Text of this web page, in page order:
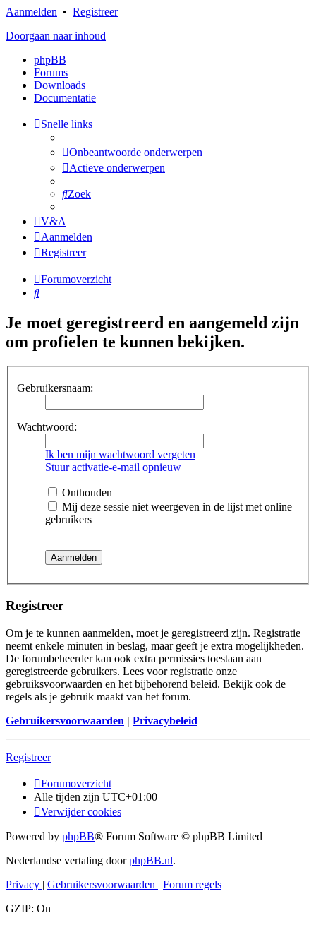
Aanmelden • Registreer
Doorgaan naar inhoud
phpBB
Forums
Downloads
Documentatie
Snelle links
Onbeantwoorde onderwerpen
Actieve onderwerpen
Zoek
V&A
Aanmelden
Registreer
Forumoverzicht
Zoek
Je moet geregistreerd en aangemeld zijn
om profielen te kunnen bekijken.
Gebruikersnaam:
Wachtwoord:
Ik ben mijn wachtwoord vergeten
Stuur activatie-e-mail opnieuw
Onthouden
Mij deze sessie niet weergeven in de lijst met online
gebruikers
Registreer
Om je te kunnen aanmelden, moet je geregistreerd zijn. Registratie
neemt enkele minuten in beslag, maar geeft je extra mogelijkheden.
De forumbeheerder kan ook extra permissies toestaan aan
geregistreerde gebruikers. Lees voor registratie onze
gebruiksvoorwaarden en het bijbehorend beleid. Bekijk ook de
regels als je gebruik maakt van het forum.
Gebruikersvoorwaarden | Privacybeleid
Registreer
Forumoverzicht
Alle tijden zijn UTC+01:00
Verwijder cookies
Powered by phpBB® Forum Software © phpBB Limited
Nederlandse vertaling doorphpBB.nl.
Privacy | Gebruikersvoorwaarden | Forum regels
GZIP: On